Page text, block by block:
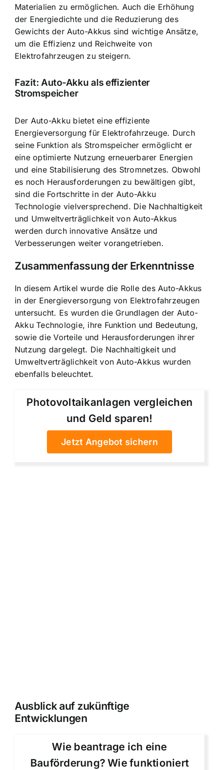
Materialien zu ermöglichen. Auch die Erhöhung
der Energiedichte und die Reduzierung des
Gewichts der Auto-Akkus sind wichtige Ansätze,
um die Effizienz und Reichweite von
Elektrofahrzeugen zu steigern.
Fazit: Auto-Akku als effizienter
Stromspeicher
Der Auto-Akku bietet eine effiziente
Energieversorgung für Elektrofahrzeuge. Durch
seine Funktion als Stromspeicher ermöglicht er
eine optimierte Nutzung erneuerbarer Energien
und eine Stabilisierung des Stromnetzes. Obwohl
es noch Herausforderungen zu bewältigen gibt,
sind die Fortschritte in der Auto-Akku
Technologie vielversprechend. Die Nachhaltigkeit
und Umweltverträglichkeit von Auto-Akkus
werden durch innovative Ansätze und
Verbesserungen weiter vorangetrieben.
Zusammenfassung der Erkenntnisse
In diesem Artikel wurde die Rolle des Auto-Akkus
in der Energieversorgung von Elektrofahrzeugen
untersucht. Es wurden die Grundlagen der Auto-
Akku Technologie, ihre Funktion und Bedeutung,
sowie die Vorteile und Herausforderungen ihrer
Nutzung dargelegt. Die Nachhaltigkeit und
Umweltverträglichkeit von Auto-Akkus wurden
ebenfalls beleuchtet.
Photovoltaikanlagen vergleichen
und Geld sparen!
Jetzt Angebot sichern
Ausblick auf zukünftige
Entwicklungen
Wie beantrage ich eine
Bauförderung? Wie funktioniert